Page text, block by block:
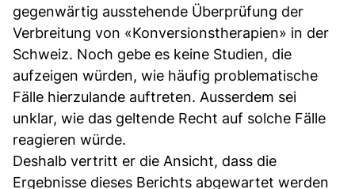
gegenwärtig ausstehende Überprüfung der
Verbreitung von «Konversionstherapien» in der
Schweiz. Noch gebe es keine Studien, die
aufzeigen würden, wie häufig problematische
Fälle hierzulande auftreten. Ausserdem sei
unklar, wie das geltende Recht auf solche Fälle
reagieren würde.
Deshalb vertritt er die Ansicht, dass die
Ergebnisse dieses Berichts abgewartet werden